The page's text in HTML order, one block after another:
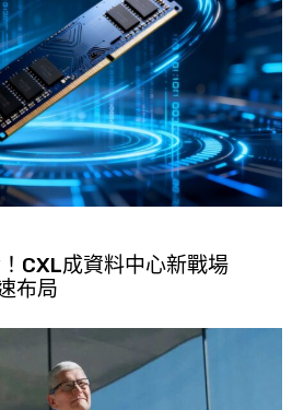
CXL成資料中心新戰場
布局